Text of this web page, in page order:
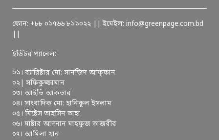
ফোন: +৮৮ ০১৭৬৬ ৮১১০২২ || ইমেইল: info@greenpage.com.bd
ইডিটর প্যানেল:
০১। ব্যারিষ্টার মো: সানজিদ আফ্ফান
০২| সফিকুজ্জামান
০৩। আইভি আকতার
০৪। সাংবাদিক মো: হানিকুল ইসলাম
০৫। মিষ্টেস তাহসিন তাহা
০৬। মাষ্টার আদনান মাহফুজ তাজবীর
০৭। আমিলা খান